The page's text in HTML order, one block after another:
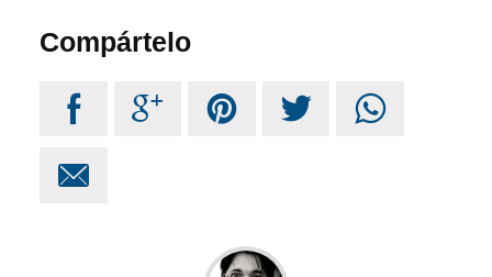
Compártelo
    
